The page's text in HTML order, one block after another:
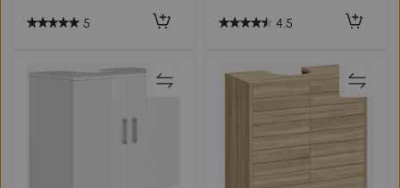
5 4.5